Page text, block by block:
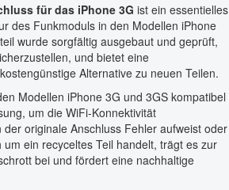
für das iPhone 3G ist ein essentielles
des Funkmoduls in den Modellen iPhone
wurde sorgfältig ausgebaut und geprüft,
und bietet eine
Alternative zu neuen Teilen.
Modellen iPhone 3G und 3GS kompatibel
um die WiFi-Konnektivität
originale Anschluss Fehler aufweist oder
ein recyceltes Teil handelt, trägt es zur
bei und fördert eine nachhaltige